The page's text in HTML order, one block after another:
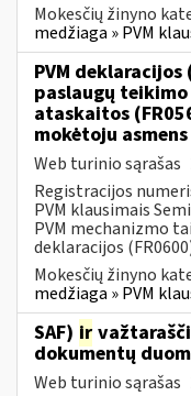
Mokesčių žinyno
medžiaga » PVM
PVM
paslaugų
ataskaitos
mokėtoju
Web turinio sąrašas
Registracijos
PVM klausimais
PVM mechanizmo
deklaracijos
Mokesčių žinyno
medžiaga » PVM
SAF) ir
dokumentų
Web turinio sąrašas